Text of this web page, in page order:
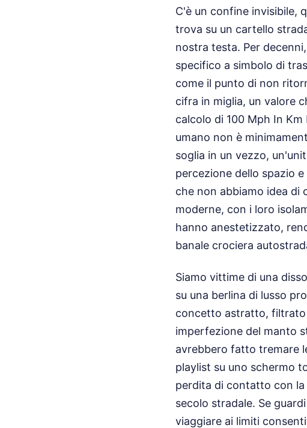
C'è un confine invisibile,
trova su un cartello
nostra testa. Per
specifico a simbolo di
come il punto di non
cifra in miglia, un valore
calcolo di 100 Mph In
umano non è
soglia in un vezzo,
percezione dello spazio
che non abbiamo idea di
moderne, con i loro
hanno anestetizzato,
banale crociera
Siamo vittime di una
su una berlina di lusso
concetto astratto, filtrato
imperfezione del manto
avrebbero fatto tremare
playlist su uno schermo
perdita di contatto con
secolo stradale. Se
viaggiare ai limiti